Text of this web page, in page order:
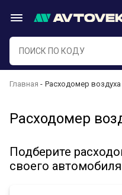
Главная Расходомер воздуха
Расходомер
Подберите
своего автомобиля